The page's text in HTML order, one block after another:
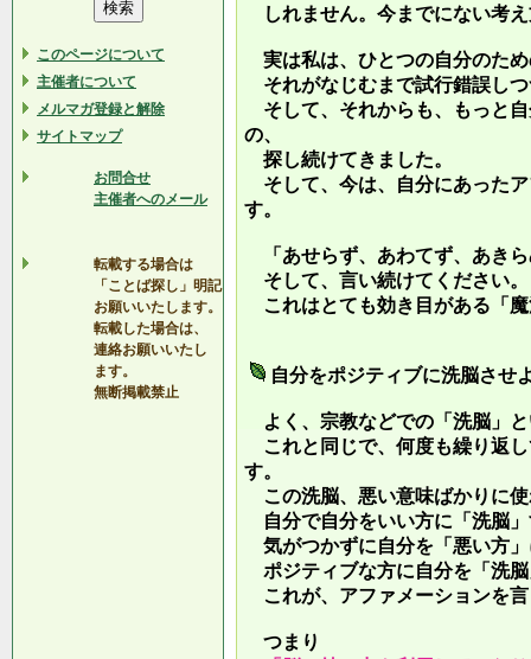
このページについて
主催者について
メルマガ登録と解除
サイトマップ
お問合せ
主催者へのメール
転載する場合は
「ことば探し」明記
お願いいたします。
転載した場合は、
連絡お願いいたし
ます。
無断掲載禁止
しれません。今までにない考
実は私は、ひとつの自分のた
それがなじむまで試行錯誤し
そして、それからも、もっと
の、
探し続けてきました。
そして、今は、自分にあった
す。
「あせらず、あわてず、あき
そして、言い続けてください。
これはとても効き目がある「
自分をポジティブに洗脳させ
よく、宗教などでの「洗脳」
これと同じで、何度も繰り返
す。
この洗脳、悪い意味ばかりに
自分で自分をいい方に「洗脳
気がつかずに自分を「悪い方
ポジティブな方に自分を「洗
これが、アファメーションを
つまり